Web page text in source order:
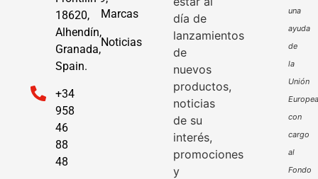
18620,
Alhendín,
Granada,
Spain.
+34
958
46
88
48
Marcas
Noticias
día de
lanzamientos
de
nuevos
productos,
noticias
de su
interés,
promociones
y
una
ayuda
de
la
Unión
Europea
con
cargo
al
Fondo